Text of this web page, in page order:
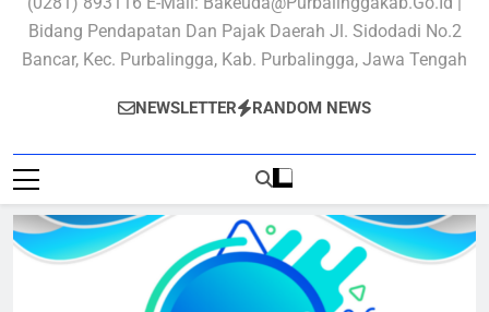
Bidang Pendapatan Dan Pajak Daerah Jl. Sidodadi No.2
Bancar, Kec. Purbalingga, Kab. Purbalingga, Jawa Tengah
NEWSLETTER RANDOM NEWS